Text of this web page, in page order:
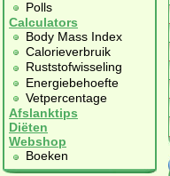
Polls
Calculators
Body Mass Index
Calorieverbruik
Ruststofwisseling
Energiebehoefte
Vetpercentage
Afslanktips
Diëten
Webshop
Boeken